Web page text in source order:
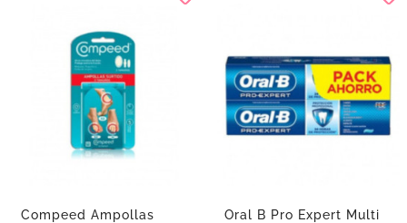
Compeed Ampollas
Oral B Pro Expert Multi